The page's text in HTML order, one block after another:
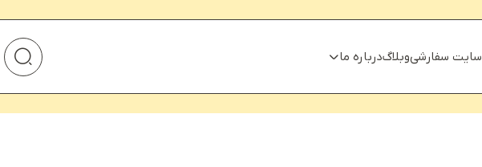
سایت سفارشیوبلاگدرباره ما